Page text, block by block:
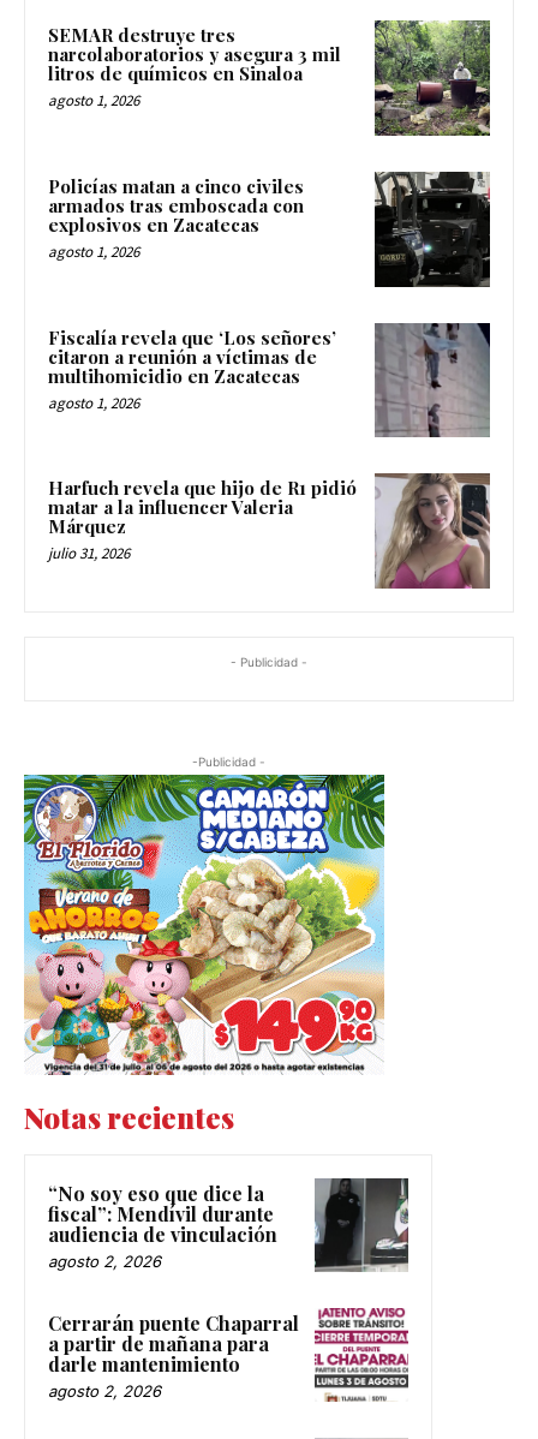
SEMAR destruye tres
narcolaboratorios y asegura 3 mil
litros de químicos en Sinaloa
agosto 1, 2026
Policías matan a cinco civiles
armados tras emboscada con
explosivos en Zacatecas
agosto 1, 2026
Fiscalía revela que ‘Los señores’
citaron a reunión a víctimas de
multihomicidio en Zacatecas
agosto 1, 2026
Harfuch revela que hijo de R1 pidió
matar a la influencer Valeria
Márquez
julio 31, 2026
- Publicidad -
-Publicidad -
Notas recientes
“No soy eso que dice la
fiscal”: Mendívil durante
audiencia de vinculación
agosto 2, 2026
Cerrarán puente Chaparral
a partir de mañana para
darle mantenimiento
agosto 2, 2026